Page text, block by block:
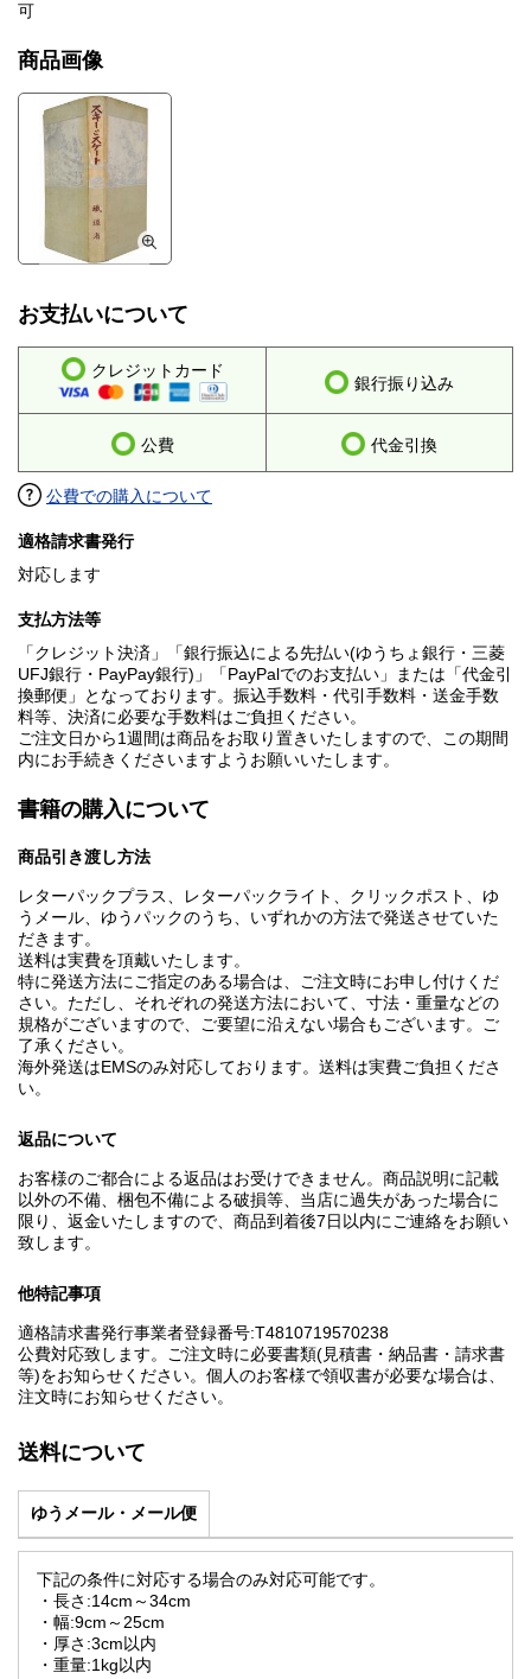
可
商品画像
お支払いについて
クレジットカード
銀行振り込み
公費 代金引換
公費での購入について
適格請求書発行
対応します
支払方法等
「クレジット決済」「銀行振込による先払い(ゆうちょ銀行・三菱
UFJ銀行・PayPay銀行)」「PayPalでのお支払い」または「代金引
換郵便」となっております。振込手数料・代引手数料・送金手数
料等、決済に必要な手数料はご負担ください。
ご注文日から1週間は商品をお取り置きいたしますので、この期間
内にお手続きくださいますようお願いいたします。
書籍の購入について
商品引き渡し方法
レターパックプラス、レターパックライト、クリックポスト、ゆ
うメール、ゆうパックのうち、いずれかの方法で発送させていた
だきます。
送料は実費を頂戴いたします。
特に発送方法にご指定のある場合は、ご注文時にお申し付けくだ
さい。ただし、それぞれの発送方法において、寸法・重量などの
規格がございますので、ご要望に沿えない場合もございます。ご
了承ください。
海外発送はEMSのみ対応しております。送料は実費ご負担くださ
い。
返品について
お客様のご都合による返品はお受けできません。商品説明に記載
以外の不備、梱包不備による破損等、当店に過失があった場合に
限り、返金いたしますので、商品到着後7日以内にご連絡をお願い
致します。
他特記事項
適格請求書発行事業者登録番号:T4810719570238
公費対応致します。ご注文時に必要書類(見積書・納品書・請求書
等)をお知らせください。個人のお客様で領収書が必要な場合は、
注文時にお知らせください。
送料について
ゆうメール・メール便
下記の条件に対応する場合のみ対応可能です。
・長さ:14cm～34cm
・幅:9cm～25cm
・厚さ:3cm以内
・重量:1kg以内